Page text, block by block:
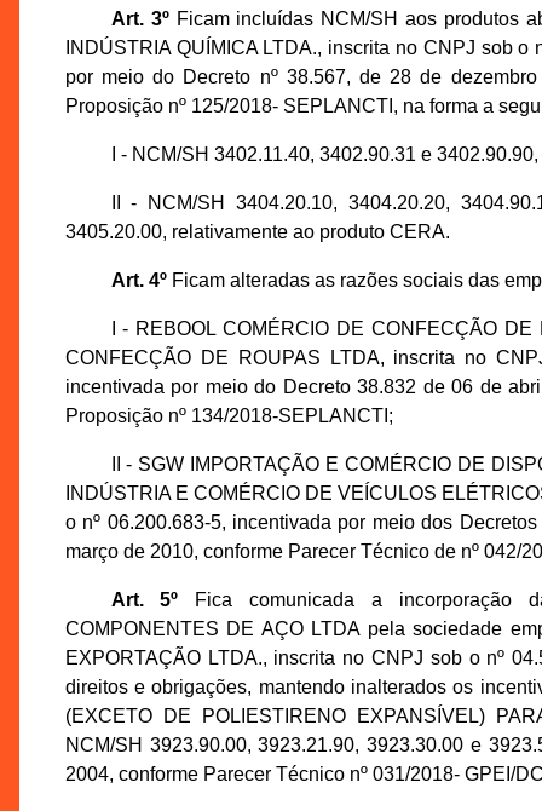
Art. 3ºFicam incluídas NCM/SH aos produtos
INDÚSTRIA QUÍMICA LTDA., inscrita no CNPJ sob
por meio do Decreto nº 38.567, de 28 de
Proposição nº 125/2018- SEPLANCTI, na forma a
I - NCM/SH 3402.11.40, 3402.90.31 e
II - NCM/SH 3404.20.10, 3404.20.20,
3405.20.00, relativamente ao produto CERA.
Art. 4ºFicam alteradas as razões sociais das
I - REBOOL COMÉRCIO DE CONFECÇÃO
CONFECÇÃO DE ROUPAS LTDA, inscrita no
incentivada por meio do Decreto 38.832 de 06 de
Proposição nº 134/2018-SEPLANCTI;
II - SGW IMPORTAÇÃO E COMÉRCIO DE
INDÚSTRIA E COMÉRCIO DE VEÍCULOS
o nº 06.200.683-5, incentivada por meio dos
março de 2010, conforme Parecer Técnico de nº 042/
Art. 5º Fica comunicada a incorporação
COMPONENTES DE AÇO LTDA pela sociedade
EXPORTAÇÃO LTDA., inscrita no CNPJ sob o nº
direitos e obrigações, mantendo inalterados os
(EXCETO DE POLIESTIRENO EXPANSÍVEL)
NCM/SH 3923.90.00, 3923.21.90, 3923.30.00 e
2004, conforme Parecer Técnico nº 031/2018- GPEI/